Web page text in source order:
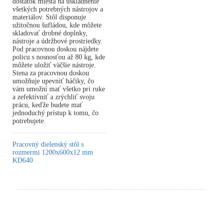
všetkých potrebných nástrojov a
materiálov. Stôl disponuje
užitočnou šufládou, kde môžete
skladovať drobné doplnky,
nástroje a údržbové prostriedky.
Pod pracovnou doskou nájdete
policu s nosnosťou až 80 kg, kde
môžete uložiť väčšie nástroje.
Stena za pracovnou doskou
umožňuje upevniť háčiky, čo
vám umožní mať všetko pri ruke
a zefektívniť a zrýchliť svoju
prácu, keďže budete mať
jednoduchý prístup k tomu, čo
potrebujete.
Pracovný dielenský stôl s
rozmermi 1200x600x12 mm
KD640